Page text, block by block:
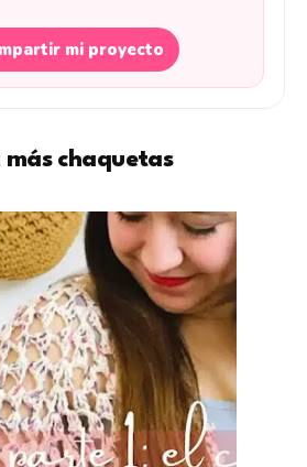
mi proyecto
más chaquetas